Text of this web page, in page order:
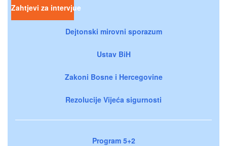
Zahtjevi za intervjue
Dejtonski mirovni sporazum
Ustav BiH
Zakoni Bosne i Hercegovine
Rezolucije Vijeća sigurnosti
Program 5+2